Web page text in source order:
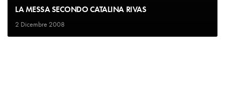
LA MESSA SECONDO CATALINA RIVAS
2 Dicembre 2008